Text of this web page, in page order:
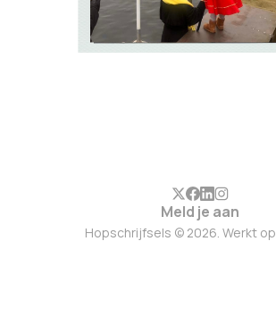
Meld je aan
Hopschrijfsels © 2026. Werkt op